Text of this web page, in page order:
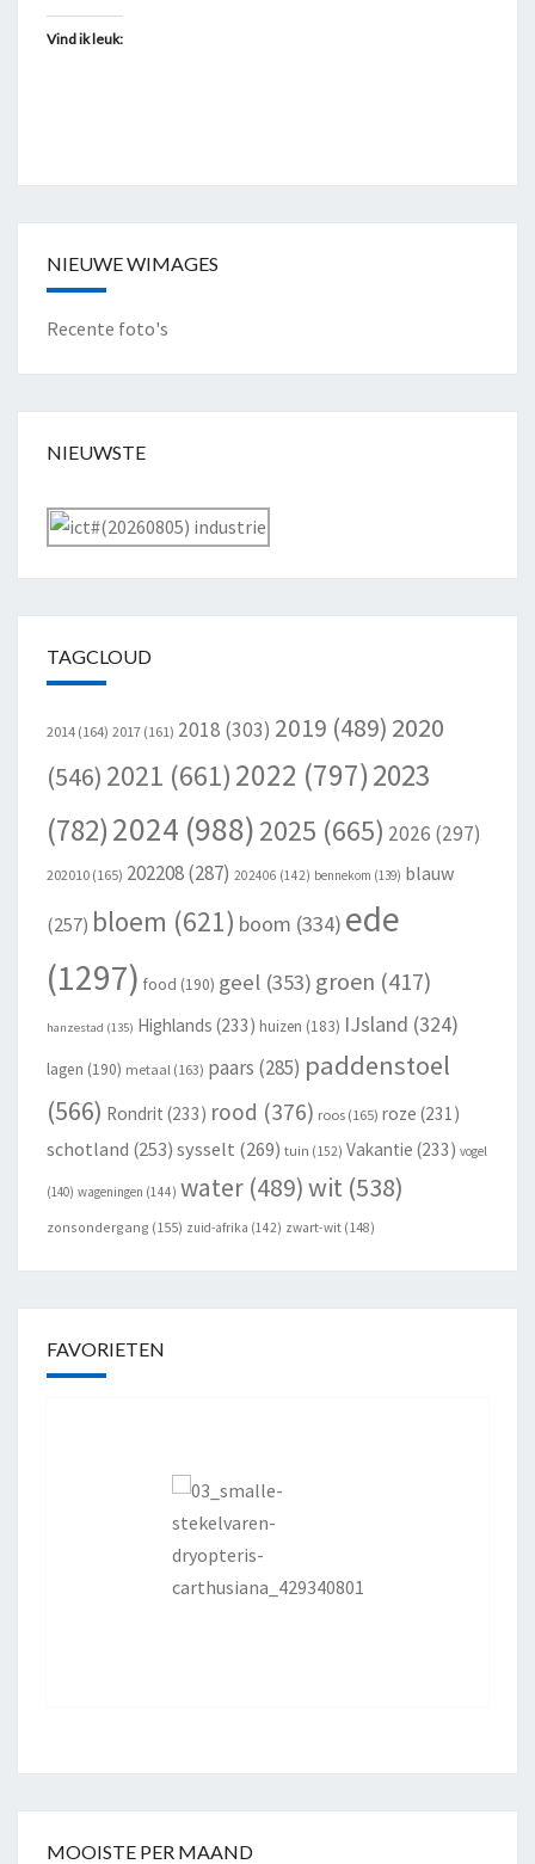
Vind ik leuk:
NIEUWE WIMAGES
Recente foto's
NIEUWSTE
TAGCLOUD
2014 (164) 2017 (161) 2018 (303) 2019 (489) 2020
(546) 2021 (661) 2022 (797)2023
(782)2024 (988) 2025 (665) 2026 (297)
202010 (165) 202208(287) 202406 (142) bennekom (139) blauw
(257) bloem (621) boom (334) ede
(1297) food (190) geel (353) groen (417)
hanzestad (135) Highlands (233) huizen (183) IJsland (324)
lagen (190) metaal (163) paars (285) paddenstoel
(566) Rondrit (233) rood (376) roos (165) roze (231)
schotland (253) sysselt (269) tuin (152) Vakantie (233) vogel
(140) wageningen (144) water (489)wit (538)
zonsondergang (155) zuid-afrika (142) zwart-wit (148)
FAVORIETEN
MOOISTE PER MAAND